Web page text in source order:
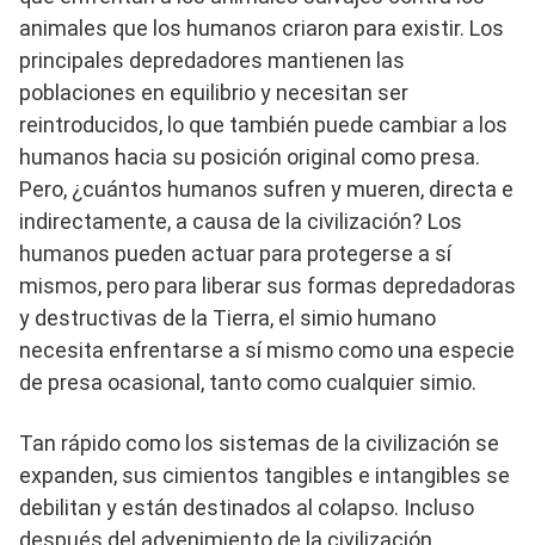
animales que los humanos criaron para existir. Los
principales depredadores mantienen las
poblaciones en equilibrio y necesitan ser
reintroducidos, lo que también puede cambiar a los
humanos hacia su posición original como presa.
Pero, ¿cuántos humanos sufren y mueren, directa e
indirectamente, a causa de la civilización? Los
humanos pueden actuar para protegerse a sí
mismos, pero para liberar sus formas depredadoras
y destructivas de la Tierra, el simio humano
necesita enfrentarse a sí mismo como una especie
de presa ocasional, tanto como cualquier simio.
Tan rápido como los sistemas de la civilización se
expanden, sus cimientos tangibles e intangibles se
debilitan y están destinados al colapso. Incluso
después del advenimiento de la civilización,